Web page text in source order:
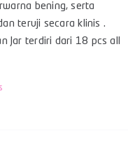
bening, serta
teruji secara klinis .
Jar terdiri dari 18 pcs all